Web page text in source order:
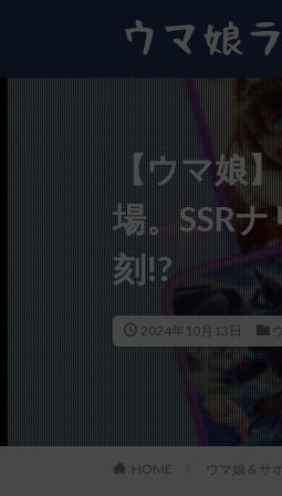
【ウマ娘
場。SSR
刻!?
2024年10月13日
HOME ウマ娘＆サ